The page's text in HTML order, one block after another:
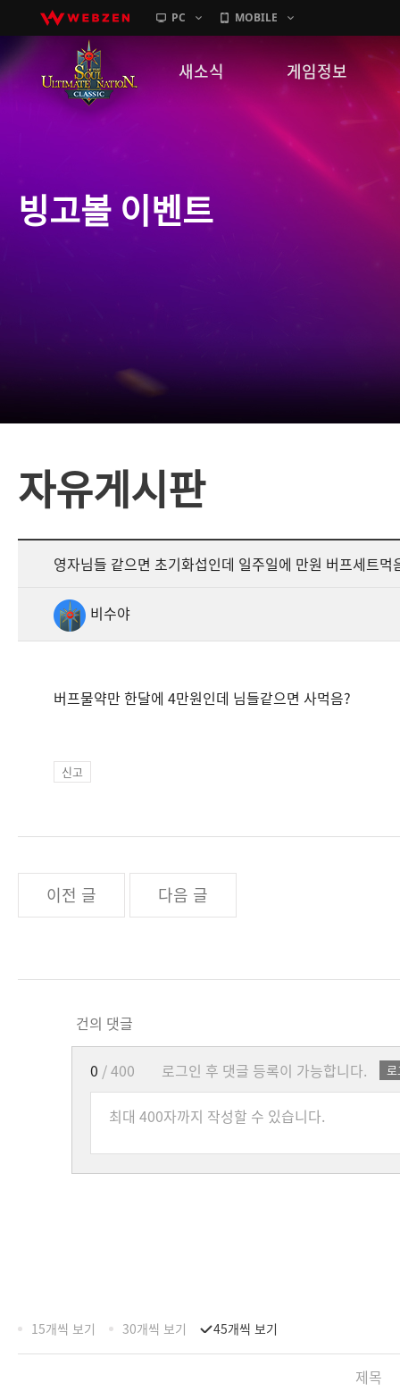
PC MOBILE
새소식
GM노트
게임정보
캐릭터소개
빙고볼 이벤트
자유게시판
영자님들 같으면 초기화섭인데 일주일에 만원 버프세트먹
비수야
버프물약만 한달에 4만원인데 님들같으면 사먹음?
신고
이전 글 다음 글
건의 댓글
로그인 후 댓글 등록이 가능합니다.
0 / 400
15개씩 보기 30개씩 보기 45개씩 보기
제목